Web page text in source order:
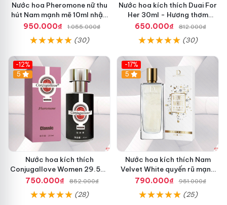
Nước hoa Pheromone nữ thu
hút Nam mạnh mẽ 10ml nhập
khẩu
950.000₫ 1.055.000₫
(30)
Nước hoa kích thích Duai For
Her 30ml - Hương thơm
quyến rũ, tăng cảm xúc
650.000₫ 812.000₫
(30)
-12%
5
Nước hoa kích thích
Conjugallove Women 29.5ml
tăng ham muốn phấn khích
750.000₫ 852.000₫
(28)
-17%
5
Nước hoa kích thích Nam
Velvet White quyến rũ mạnh
mùi chai lớn giá tốt
790.000₫ 951.000₫
(25)